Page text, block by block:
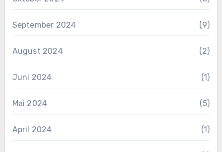
September 2024 (9)
August 2024 (2)
Juni 2024 (1)
Mai 2024 (5)
April 2024 (1)